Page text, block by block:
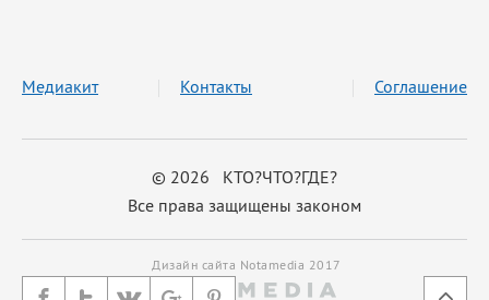
© 2026 КТО?ЧТО?ГДЕ?
Все права защищены законом
Медиакит Контакты Соглашение
Дизайн сайта Notamedia 2017